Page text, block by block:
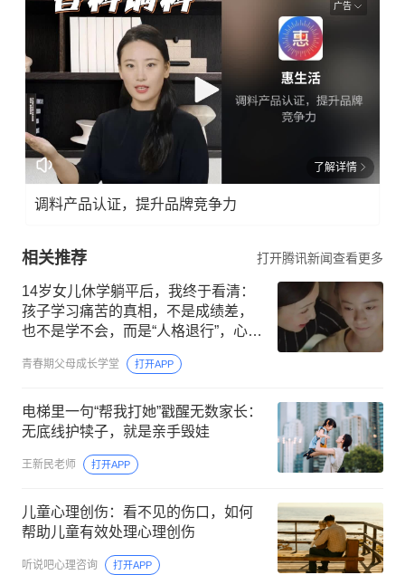
广告
了解详情
调料产品认证，提升品牌竞争力
相关推荐 打开腾讯新闻查看更多
14岁女儿休学躺平后，我终于看清：
孩子学习痛苦的真相，不是成绩差，
也不是学不会，而是“人格退行”，心理
青春期父母成长学堂 打开APP
电梯里一句“帮我打她”戳醒无数家长：
无底线护犊子，就是亲手毁娃
王新民老师 打开APP
儿童心理创伤：看不见的伤口，如何
帮助儿童有效处理心理创伤
听说吧心理咨询 打开APP